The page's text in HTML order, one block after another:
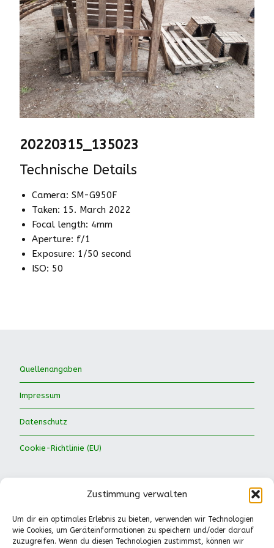
Zustimmung verwalten
Um dir ein optimales Erlebnis zu bieten, verwenden wir Technologien
wie Cookies, um Geräteinformationen zu speichern und/oder darauf
zuzugreifen. Wenn du diesen Technologien zustimmst, können wir
20220315_135023
Technische Details
Camera: SM-G950F
Taken: 15. March 2022
Focal length: 4mm
Aperture: f/1
Exposure: 1/50 second
ISO: 50
Quellenangaben
Impressum
Datenschutz
Cookie-Richtlinie (EU)
Waldkinder Ismaning e.V.